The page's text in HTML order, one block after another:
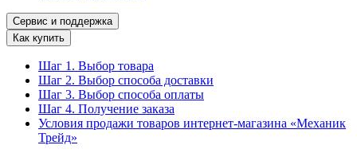
Сервис и поддержка
Как купить
Шаг 1. Выбор товара
Шаг 2. Выбор способа доставки
Шаг 3. Выбор способа оплаты
Шаг 4. Получение заказа
Условия продажи товаров интернет-магазина «Механик
Трейд»